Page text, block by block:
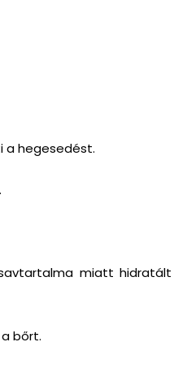
a hegesedést.
miatt hidratált
bőrt.